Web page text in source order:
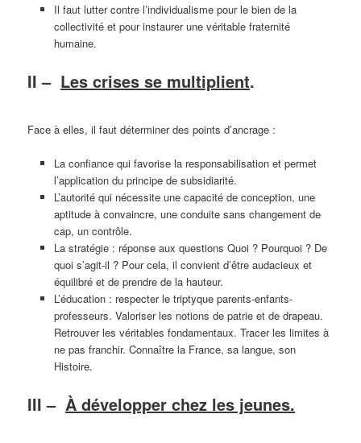
Il faut lutter contre l’individualisme pour le bien de la
collectivité et pour instaurer une véritable fraternité
humaine.
II – Les crises se multiplient.
Face à elles, il faut déterminer des points d’ancrage :
La confiance qui favorise la responsabilisation et permet
l’application du principe de subsidiarité.
L’autorité qui nécessite une capacité de conception, une
aptitude à convaincre, une conduite sans changement de
cap, un contrôle.
La stratégie : réponse aux questions Quoi ? Pourquoi ? De
quoi s’agit-il ? Pour cela, il convient d’être audacieux et
équilibré et de prendre de la hauteur.
L’éducation : respecter le triptyque parents-enfants-
professeurs. Valoriser les notions de patrie et de drapeau.
Retrouver les véritables fondamentaux. Tracer les limites à
ne pas franchir. Connaître la France, sa langue, son
Histoire.
III –À développer chez les jeunes.